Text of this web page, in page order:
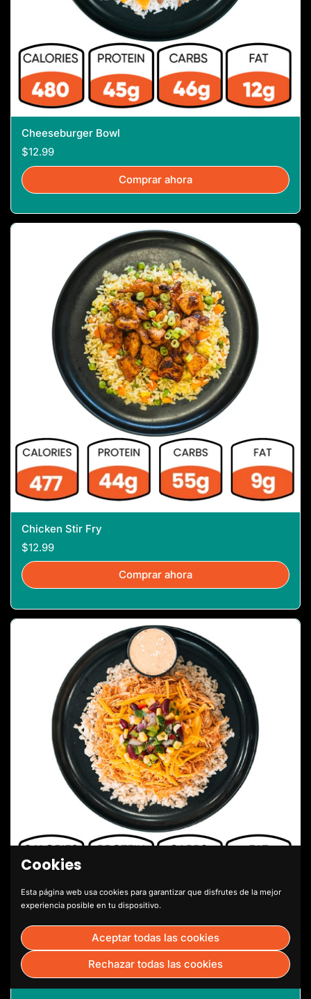
Cheeseburger Bowl
$12.99
Comprar ahora
Chicken Stir Fry
$12.99
Comprar ahora
Chicken Taco Bowl
$12.99
Comprar ahora
Cookies
Esta página web usa cookies para garantizar que disfrutes de la mejor
experiencia posible en tu dispositivo.
Aceptar todas las cookies
Rechazar todas las cookies